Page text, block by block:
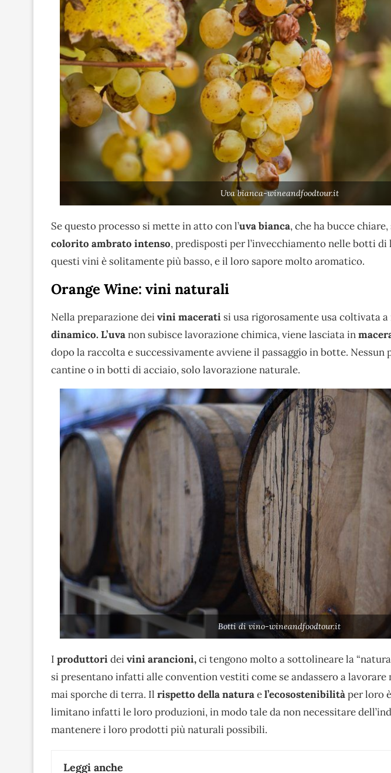
Uva bianca-wineandfoodtour.it
Se questo processo si mette in atto con l’uva bianca, che ha bucce
colorito ambrato intenso, predisposti per l’invecchiamento nelle botti di
questi vini è solitamente più basso, e il loro sapore molto aromatico.
Orange Wine: vini naturali
Nella preparazione deivini macerati si usa rigorosamente usa coltivata a
dinamico. L’uvanon subisce lavorazione chimica, viene lasciata in
dopo la raccolta e successivamente avviene il passaggio in botte. Nessun
cantine o in botti di acciaio, solo lavorazione naturale.
Botti di vino-wineandfoodtour.it
I produttorideivini arancioni,ci tengono molto a sottolineare la
si presentano infatti alle convention vestiti come se andassero a
mai sporche di terra. Il rispetto della naturael’ecosostenibilitàper loro
limitano infatti le loro produzioni, in modo tale da non necessitare
mantenere i loro prodotti più naturali possibili.
Leggi anche